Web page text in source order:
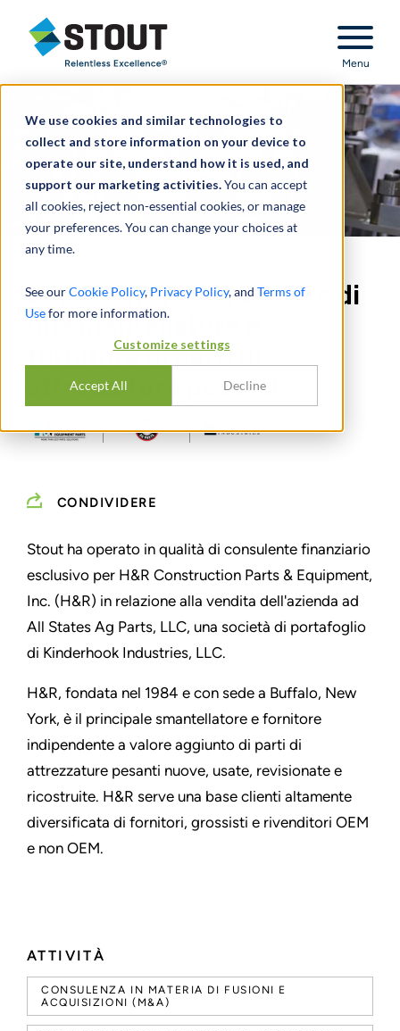
We use cookies and similar technologies to
collect and store information on your device to
operate our site, understand how it is used, and
support our marketing activities.You can accept
all cookies, reject non-essential cookies, or manage
your preferences. You can change your choices at
any time.
See ourCookie Policy, Privacy Policy, and Terms of
Usefor more information.
Customize settings
Accept All Decline
Stout Relentless Excellence
Menu
ATTIVITÀ
CONSULENZA IN MATERIA DI FUSIONI E
ACQUISIZIONI (M&A)
Consulenza sulla vendita di
un smantellatore e
fornitore di parti di
attrezzature pesanti
CONDIVIDERE
Stout ha operato in qualità di consulente finanziario
esclusivo per H&R Construction Parts & Equipment,
Inc. (H&R) in relazione alla vendita dell'azienda ad
All States Ag Parts, LLC, una società di portafoglio
di Kinderhook Industries, LLC.
H&R, fondata nel 1984 e con sede a Buffalo, New
York, è il principale smantellatore e fornitore
indipendente a valore aggiunto di parti di
attrezzature pesanti nuove, usate, revisionate e
ricostruite. H&R serve una base clienti altamente
diversificata di fornitori, grossisti e rivenditori OEM
e non OEM.